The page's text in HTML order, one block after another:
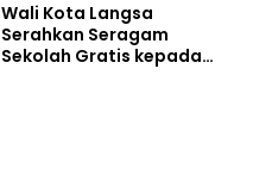
Wali Kota Langsa
Serahkan Seragam
Sekolah Gratis kepada